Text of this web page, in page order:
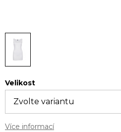
Velikost
Více informací